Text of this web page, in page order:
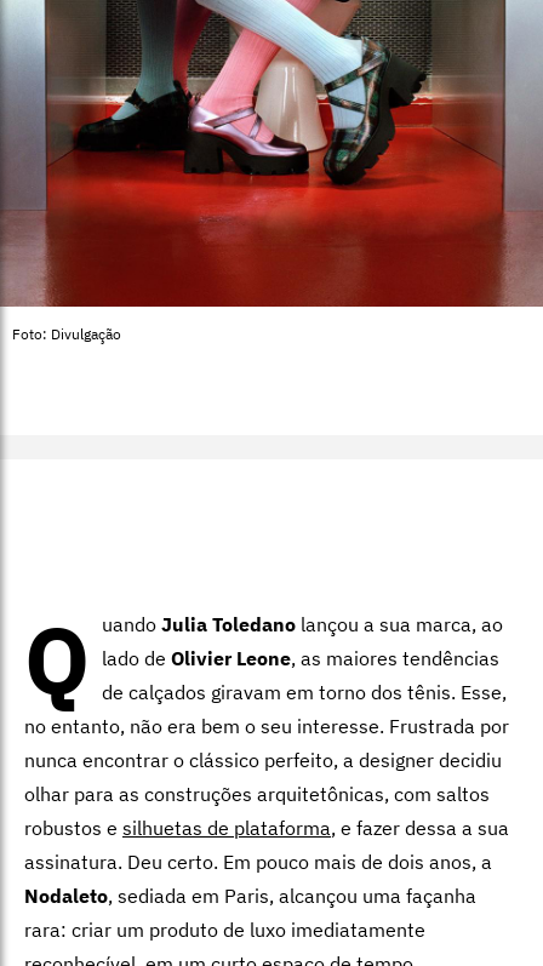
Foto: Divulgação
Q uando Julia Toledano lançou a sua marca, ao
lado de Olivier Leone, as maiores tendências
de calçados giravam em torno dos tênis. Esse,
no entanto, não era bem o seu interesse. Frustrada por
nunca encontrar o clássico perfeito, a designer decidiu
olhar para as construções arquitetônicas, com saltos
robustos e silhuetas de plataforma, e fazer dessa a sua
assinatura. Deu certo. Em pouco mais de dois anos, a
Nodaleto, sediada em Paris, alcançou uma façanha
rara: criar um produto de luxo imediatamente